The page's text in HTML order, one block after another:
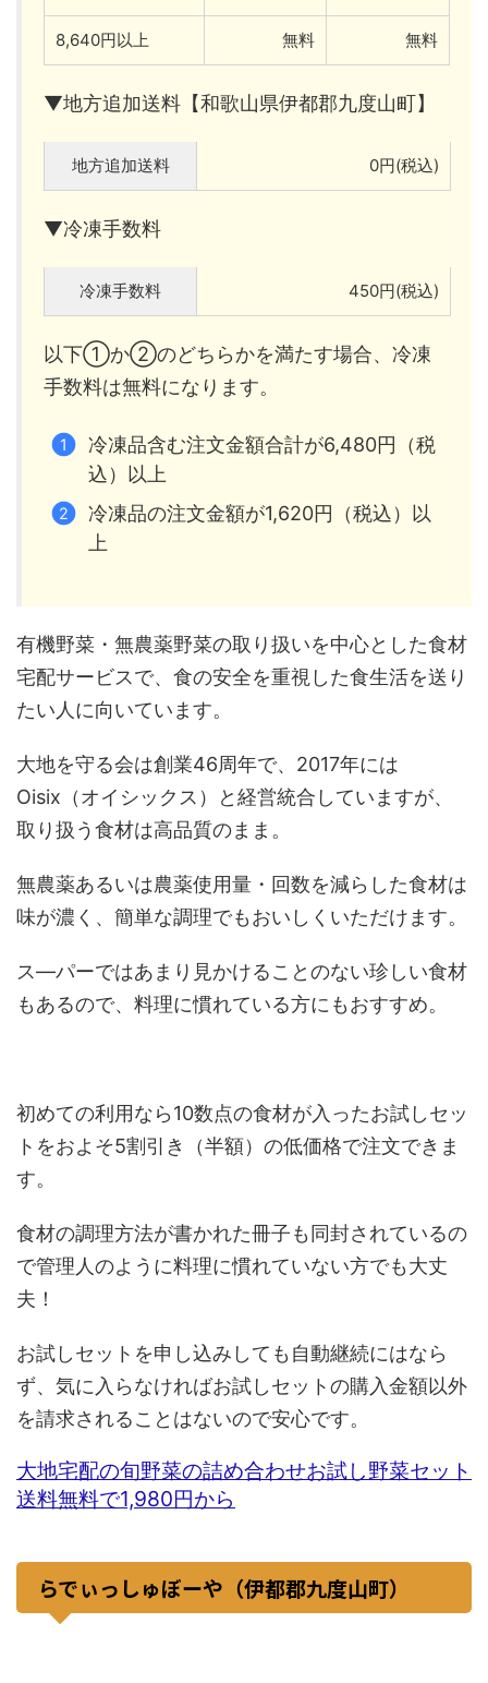
8,640円以上 無料 無料
▼地方追加送料【和歌山県伊都郡九度山町】
地方追加送料 0円(税込)
▼冷凍手数料
冷凍手数料 450円(税込)
以下①か②のどちらかを満たす場合、冷凍
手数料は無料になります。
冷凍品含む注文金額合計が6,480円（税
込）以上
冷凍品の注文金額が1,620円（税込）以
上
有機野菜・無農薬野菜の取り扱いを中心とした食材
宅配サービスで、食の安全を重視した食生活を送り
たい人に向いています。
大地を守る会は創業46周年で、2017年には
Oisix（オイシックス）と経営統合していますが、
取り扱う食材は高品質のまま。
無農薬あるいは農薬使用量・回数を減らした食材は
味が濃く、簡単な調理でもおいしくいただけます。
ス―パーではあまり見かけることのない珍しい食材
もあるので、料理に慣れている方にもおすすめ。
初めての利用なら10数点の食材が入ったお試しセッ
トをおよそ5割引き（半額）の低価格で注文できま
す。
食材の調理方法が書かれた冊子も同封されているの
で管理人のように料理に慣れていない方でも大丈
夫！
お試しセットを申し込みしても自動継続にはなら
ず、気に入らなければお試しセットの購入金額以外
を請求されることはないので安心です。
大地宅配の旬野菜の詰め合わせお試し野菜セット
送料無料で1,980円から
らでぃっしゅぼーや（伊都郡九度山町）